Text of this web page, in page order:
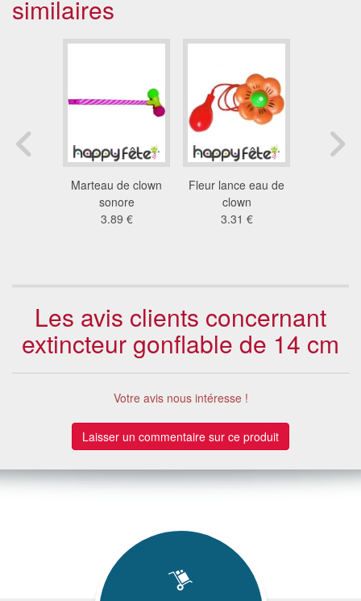
similaires
Marteau de clown
sonore
3.89 €
Fleur lance eau de
clown
3.31 €
Les avis clients concernant
extincteur gonflable de 14 cm
Votre avis nous intéresse !
Laisser un commentaire sur ce produit